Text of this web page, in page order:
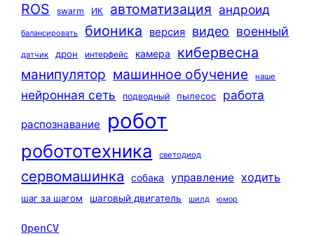
ROS swarm ИК автоматизация андроид
балансировать бионика версия видео военный
датчик дрон интерфейс камера кибервесна
манипулятор машинное обучение наше
нейронная сеть подводный пылесос работа
распознавание робот
робототехника светодиод
сервомашинка собака управление ходить
шаг за шагом шаговый двигатель шилд юмор
OpenCV